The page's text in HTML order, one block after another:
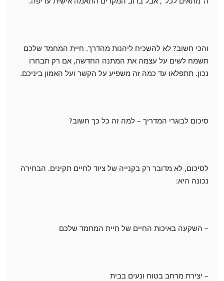
והכי חשוב? לא להשכיח ליהנות מהדרך. חיית המחמד שלכם
תשמח לשים על עצמה את המתנה החדשה, אם רק תבחרו
נכון. תתפלאו עד כמה זה משפיע על הקשר ועל האמון ביניכם.
סיכום לבוגרי המדריך – למה זה כל כך חשוב?
לסיכום, לא מדובר רק בקנייה של ציוד לחיים תקינים. הבחירה
נכונה היא:
– השקעה באיכות החיים של חיית המחמד שלכם
– יצירת מרחב בטוח ונעים בבית